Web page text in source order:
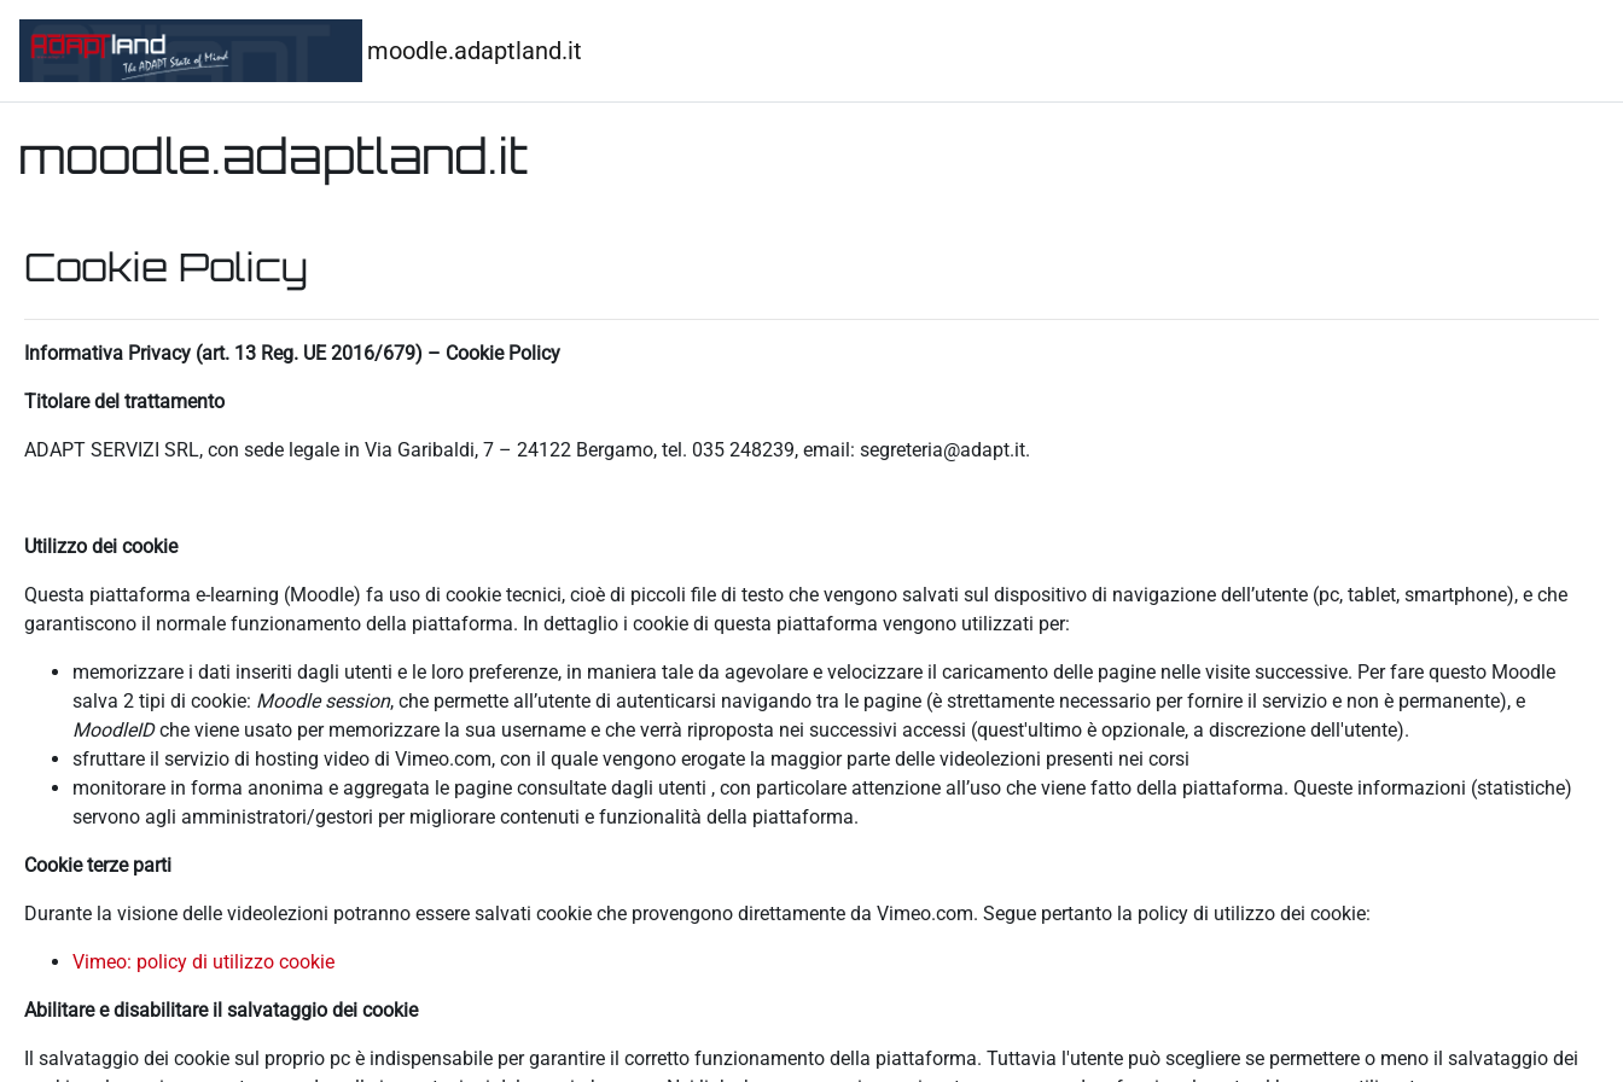
moodle.adaptland.it
moodle.adaptland.it
Cookie Policy
Informativa Privacy (art. 13 Reg. UE 2016/679) – Cookie Policy
Titolare del trattamento
ADAPT SERVIZI SRL, con sede legale in Via Garibaldi, 7 – 24122 Bergamo, tel. 035 248239, email: segreteria@adapt.it.
Utilizzo dei cookie
Questa piattaforma e-learning (Moodle) fa uso di cookie tecnici, cioè di piccoli file di testo che vengono salvati sul dispositivo di navigazione dell’utente (pc, tablet, smartphone), e che
garantiscono il normale funzionamento della piattaforma. In dettaglio i cookie di questa piattaforma vengono utilizzati per:
memorizzare i dati inseriti dagli utenti e le loro preferenze, in maniera tale da agevolare e velocizzare il caricamento delle pagine nelle visite successive. Per fare questo Moodle
salva 2 tipi di cookie: Moodle session, che permette all’utente di autenticarsi navigando tra le pagine (è strettamente necessario per fornire il servizio e non è permanente), e
MoodleIDche viene usato per memorizzare la sua username e che verrà riproposta nei successivi accessi (quest'ultimo è opzionale, a discrezione dell'utente).
sfruttare il servizio di hosting video di Vimeo.com, con il quale vengono erogate la maggior parte delle videolezioni presenti nei corsi
monitorare in forma anonima e aggregata le pagine consultate dagli utenti , con particolare attenzione all’uso che viene fatto della piattaforma. Queste informazioni (statistiche)
servono agli amministratori/gestori per migliorare contenuti e funzionalità della piattaforma.
Cookie terze parti
Durante la visione delle videolezioni potranno essere salvati cookie che provengono direttamente da Vimeo.com. Segue pertanto la policy di utilizzo dei cookie:
Vimeo: policy di utilizzo cookie
Abilitare e disabilitare il salvataggio dei cookie
Il salvataggio dei cookie sul proprio pc è indispensabile per garantire il corretto funzionamento della piattaforma. Tuttavia l'utente può scegliere se permettere o meno il salvataggio dei